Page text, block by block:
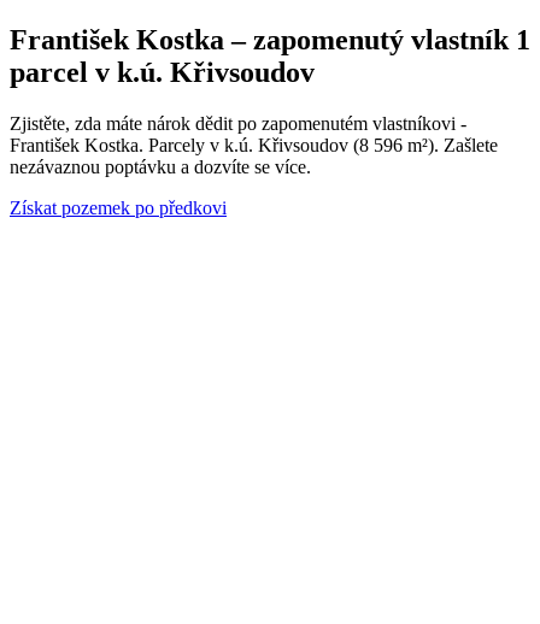
František Kostka – zapomenutý vlastník 1
parcel v k.ú. Křivsoudov
Zjistěte, zda máte nárok dědit po zapomenutém vlastníkovi -
František Kostka. Parcely v k.ú. Křivsoudov (8 596 m²). Zašlete
nezávaznou poptávku a dozvíte se více.
Získat pozemek po předkovi